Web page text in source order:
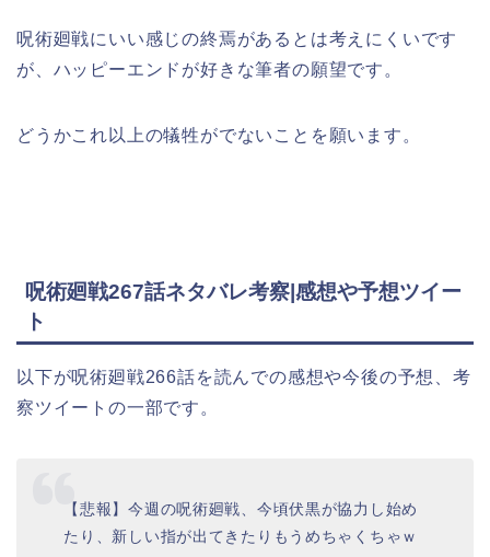
呪術廻戦にいい感じの終焉があるとは考えにくいです
が、ハッピーエンドが好きな筆者の願望です。
どうかこれ以上の犠牲がでないことを願います。
呪術廻戦267話ネタバレ考察|感想や予想ツイー
ト
以下が呪術廻戦266話を読んでの感想や今後の予想、考
察ツイートの一部です。
【悲報】今週の呪術廻戦、今頃伏黒が協力し始め
たり、新しい指が出てきたりもうめちゃくちゃｗ